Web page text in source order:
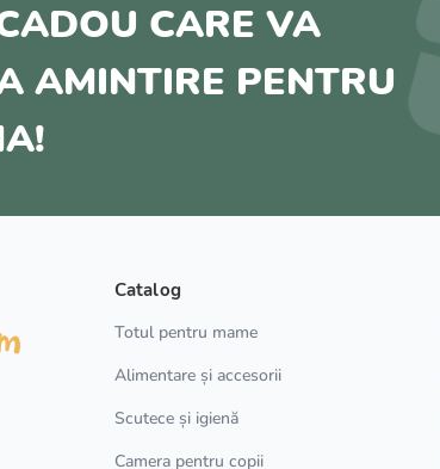
CARE VA
AMINTIRE PENTRU
Catalog
Totul pentru mame
Alimentare și accesorii
Scutece și igienă
Camera pentru copii